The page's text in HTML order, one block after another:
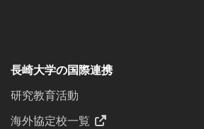
長崎大学の国際連携
研究教育活動
海外協定校一覧